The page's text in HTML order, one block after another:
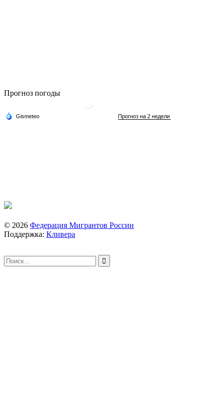
Прогноз погоды
© 2026 Федерация Мигрантов России
Поддержка: Кливера